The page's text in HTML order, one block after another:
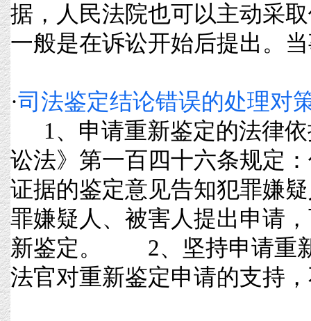
据，人民法院也可以主动采
一般是在诉讼开始后提出。
·司法鉴定结论错误的处理对
1、申请重新鉴定的法律
讼法》第一百四十六条规定
证据的鉴定意见告知犯罪嫌
罪嫌疑人、被害人提出申请
新鉴定。 2、坚持申请
法官对重新鉴定申请的支持